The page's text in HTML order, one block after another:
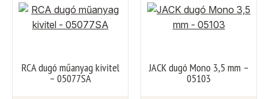
RCA dugó műanyag kivitel
– 05077SA
JACK dugó Mono 3,5 mm –
05103